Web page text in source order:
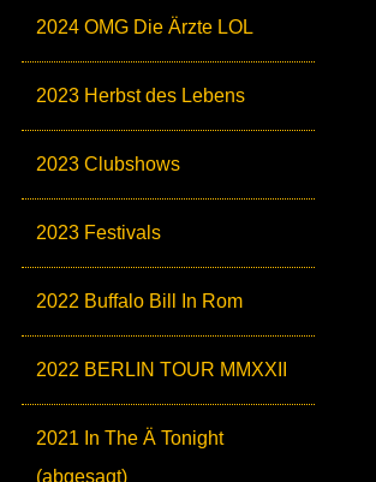
2024 OMG Die Ärzte LOL
2023 Herbst des Lebens
2023 Clubshows
2023 Festivals
2022 Buffalo Bill In Rom
2022 BERLIN TOUR MMXXII
2021 In The Ä Tonight
(abgesagt)